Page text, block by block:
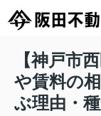
【神戸市
や賃料の
ぶ理由・